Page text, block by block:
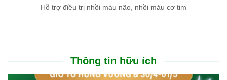
Hỗ trợ điều trị nhồi máu não, nhồi máu cơ tim
Thông tin hữu ích